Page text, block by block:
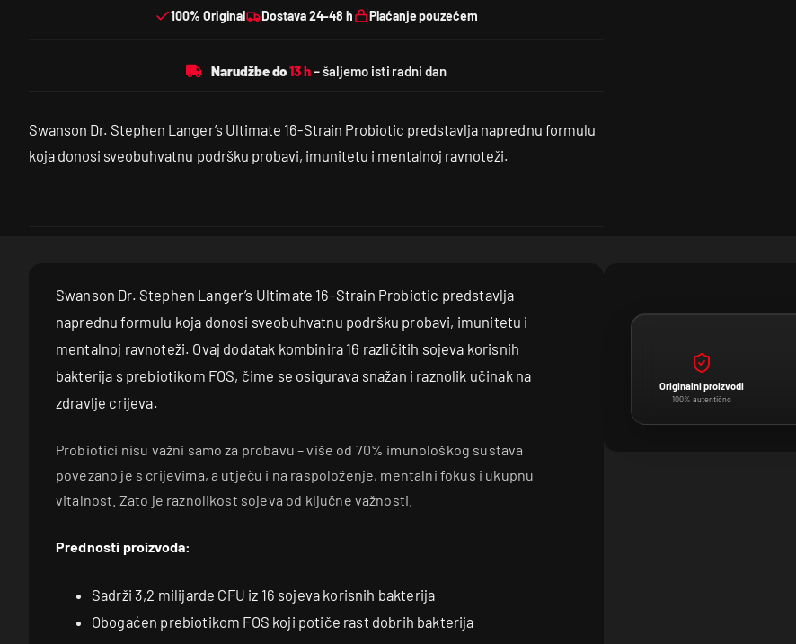
100% Original Dostava 24–48 h Plaćanje pouzećem
Narudžbe do
Swanson Dr. Stephen Langer’s Ultimate 16-Strain Probiotic predstavlja naprednu formulu
koja donosi sveobuhvatnu podršku probavi, imunitetu i mentalnoj ravnoteži.
Swanson Dr. Stephen Langer’s Ultimate 16-Strain Probiotic predstavlja
naprednu formulu koja donosi sveobuhvatnu podršku probavi, imunitetu i
mentalnoj ravnoteži. Ovaj dodatak kombinira 16 različitih sojeva korisnih
bakterija s prebiotikom FOS, čime se osigurava snažan i raznolik učinak na
zdravlje crijeva.
Probiotici nisu važni samo za probavu – više od 70% imunološkog sustava
povezano je s crijevima, a utječu i na raspoloženje, mentalni fokus i ukupnu
vitalnost. Zato je raznolikost sojeva od ključne važnosti.
Prednosti proizvoda:
Sadrži 3,2 milijarde CFU iz 16 sojeva korisnih bakterija
Obogaćen prebiotikom FOS koji potiče rast dobrih bakterija
Originalni proizvodi
100% autentično